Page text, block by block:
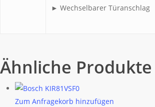
► Wechselbarer Türanschlag
Ähnliche Produkte
Zum Anfragekorb hinzufügen